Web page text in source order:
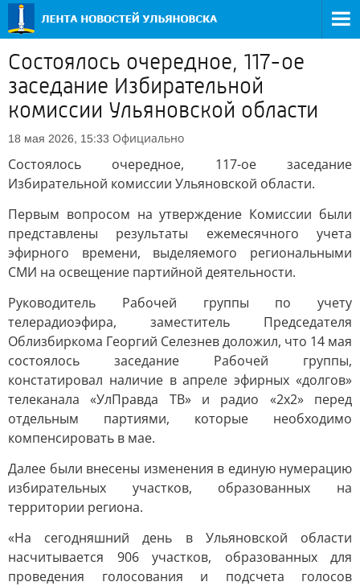
Состоялось очередное, 117-ое
заседание Избирательной
комиссии Ульяновской области
18 мая 2026, 15:33 Официально
Состоялось очередное, 117-ое заседание
Избирательной комиссии Ульяновской области.
Первым вопросом на утверждение Комиссии были
представлены результаты ежемесячного учета
эфирного времени, выделяемого региональными
СМИ на освещение партийной деятельности.
Руководитель Рабочей группы по учету
телерадиоэфира, заместитель Председателя
Облизбиркома Георгий Селезнев доложил, что 14 мая
состоялось заседание Рабочей группы,
констатировал наличие в апреле эфирных «долгов»
телеканала «УлПравда ТВ» и радио «2х2» перед
отдельным партиями, которые необходимо
компенсировать в мае.
Далее были внесены изменения в единую нумерацию
избирательных участков, образованных на
территории региона.
«На сегодняшний день в Ульяновской области
насчитывается 906 участков, образованных для
проведения голосования и подсчета голосов